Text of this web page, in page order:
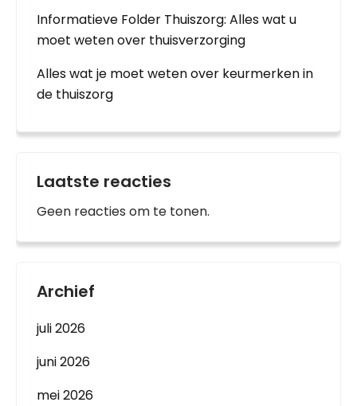
Informatieve Folder Thuiszorg: Alles wat u
moet weten over thuisverzorging
Alles wat je moet weten over keurmerken in
de thuiszorg
Laatste reacties
Geen reacties om te tonen.
Archief
juli 2026
juni 2026
mei 2026